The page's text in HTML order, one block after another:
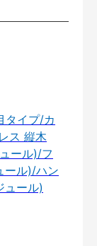
タイプ/カ
ス 縦木
ール)/フ
ール)/ハン
ュール)